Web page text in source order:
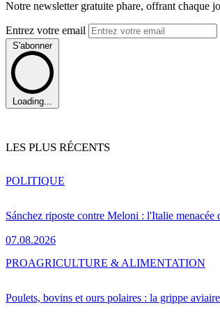
Notre newsletter gratuite phare, offrant chaque
Entrez votre email
S'abonner
Loading...
LES PLUS RÉCENTS
Sánchez riposte contre Meloni : l'Italie menacée
07.08.2026
POLITIQUE
Poulets, bovins et ours polaires : la grippe
PROAGRICULTURE & ALIMENTATION